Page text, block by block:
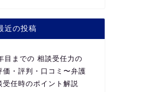
近の投稿
目までの 相談受任力の
価・評判・口コミ〜弁護
受任時のポイント解説